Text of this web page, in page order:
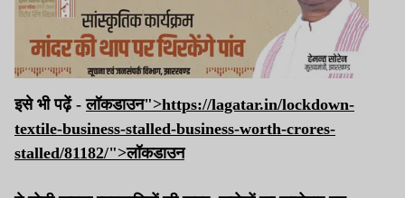
इसे भी पढ़ें -लॉकडाउन">https://lagatar.in/lockdown-
textile-business-stalled-business-worth-crores-
stalled/81182/">लॉकडाउन